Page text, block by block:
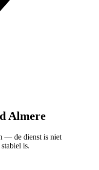
Almere
— de dienst is niet
is.